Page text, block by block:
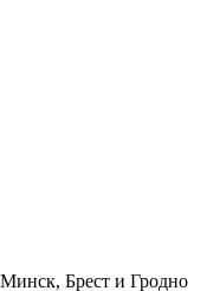
Брест и Гродно